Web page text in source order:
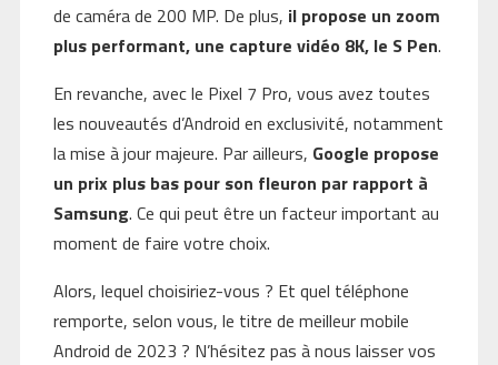
de caméra de 200 MP. De plus, il propose un zoom
plus performant, une capture vidéo 8K, le S Pen.
En revanche, avec le Pixel 7 Pro, vous avez toutes
les nouveautés d’Android en exclusivité, notamment
la mise à jour majeure. Par ailleurs, Google propose
un prix plus bas pour son fleuron par rapport à
Samsung. Ce qui peut être un facteur important au
moment de faire votre choix.
Alors, lequel choisiriez-vous ? Et quel téléphone
remporte, selon vous, le titre de meilleur mobile
Android de 2023 ? N’hésitez pas à nous laisser vos